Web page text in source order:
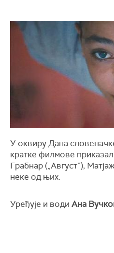
У оквиру Дана
кратке филмове
Грабнар („Август”),
неке од њих.
Уређује и води Ана